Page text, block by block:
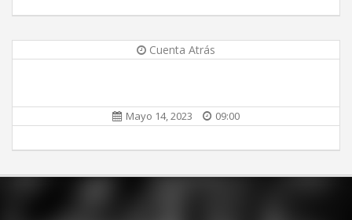
Cuenta Atrás
Mayo 14, 2023 09:00